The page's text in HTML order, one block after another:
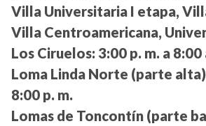
Villa Universitaria I etapa,
Villa Centroamericana,
Los Ciruelos: 3:00 p. m. a 8:00
Loma Linda Norte (parte
8:00 p. m.
Lomas de Toncontín (parte